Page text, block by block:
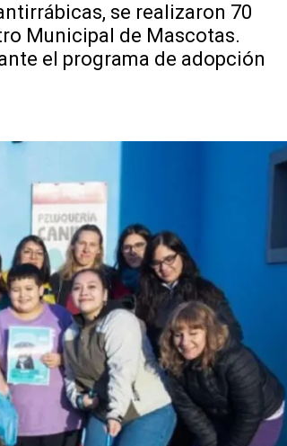
se realizaron 70
Municipal de Mascotas.
el programa de adopción